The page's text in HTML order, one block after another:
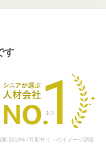
す
:2019年7月期サイトのイメージ調査